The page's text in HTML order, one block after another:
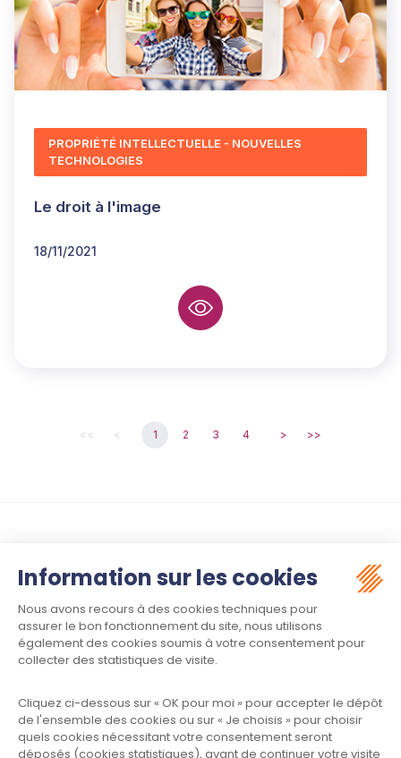
Le droit à l'image
18/11/2021
PROPRIÉTÉ INTELLECTUELLE - NOUVELLES
TECHNOLOGIES
<< < 1 2 3 4 > >>
Suivez-nous :
Meet law - Siège social
34970 LATTES